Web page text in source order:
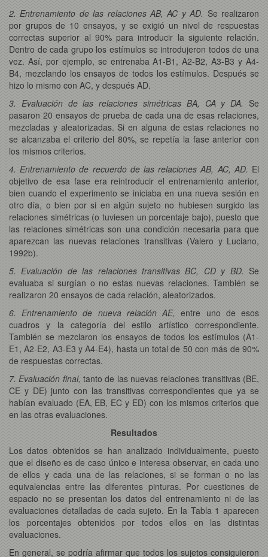
2. Entrenamiento de las relaciones AB, AC y AD. Se realizaron
por grupos de 10 ensayos, y se exigió un nivel de respuestas
correctas superior al 90% para introducir la siguiente relación.
Dentro de cada grupo los estímulos se introdujeron todos de una
vez. Así, por ejemplo, se entrenaba A1-B1, A2-B2, A3-B3 y A4-
B4, mezclando los ensayos de todos los estímulos. Después se
hizo lo mismo con AC, y después AD.
3. Evaluación de las relaciones simétricas BA, CA y DA. Se
pasaron 20 ensayos de prueba de cada una de esas relaciones,
mezcladas y aleatorizadas. Si en alguna de estas relaciones no
se alcanzaba el criterio del 80%, se repetía la fase anterior con
los mismos criterios.
4. Entrenamiento de recuerdo de las relaciones AB, AC, AD. El
objetivo de esa fase era reintroducir el entrenamiento anterior,
bien cuando el experimento se iniciaba en una nueva sesión en
otro día, o bien por si en algún sujeto no hubiesen surgido las
relaciones simétricas (o tuviesen un porcentaje bajo), puesto que
las relaciones simétricas son una condición necesaria para que
aparezcan las nuevas relaciones transitivas (Valero y Luciano,
1992b).
5. Evaluación de las relaciones transitivas BC, CD y BD. Se
evaluaba si surgían o no estas nuevas relaciones. También se
realizaron 20 ensayos de cada relación, aleatorizados.
6. Entrenamiento de nueva relación AE, entre uno de esos
cuadros y la categoría del estilo artístico correspondiente.
También se mezclaron los ensayos de todos los estímulos (A1-
E1, A2-E2, A3-E3 y A4-E4), hasta un total de 50 con más de 90%
de respuestas correctas.
7. Evaluación final, tanto de las nuevas relaciones transitivas (BE,
CE y DE) junto con las transitivas correspondientes que ya se
habían evaluado (EA, EB, EC y ED) con los mismos criterios que
en las otras evaluaciones.
Resultados
Los datos obtenidos se han analizado individualmente, puesto
que el diseño es de caso único e interesa observar, en cada uno
de ellos y cada una de las relaciones, si se forman o no las
equivalencias entre las diferentes pinturas. Por cuestiones de
espacio no se presentan los datos del entrenamiento ni de las
evaluaciones detalladas de cada sujeto. En la Tabla 1 aparecen
los porcentajes obtenidos por todos ellos en las distintas
evaluaciones.
En general, se podría afirmar que todos los sujetos consiguieron